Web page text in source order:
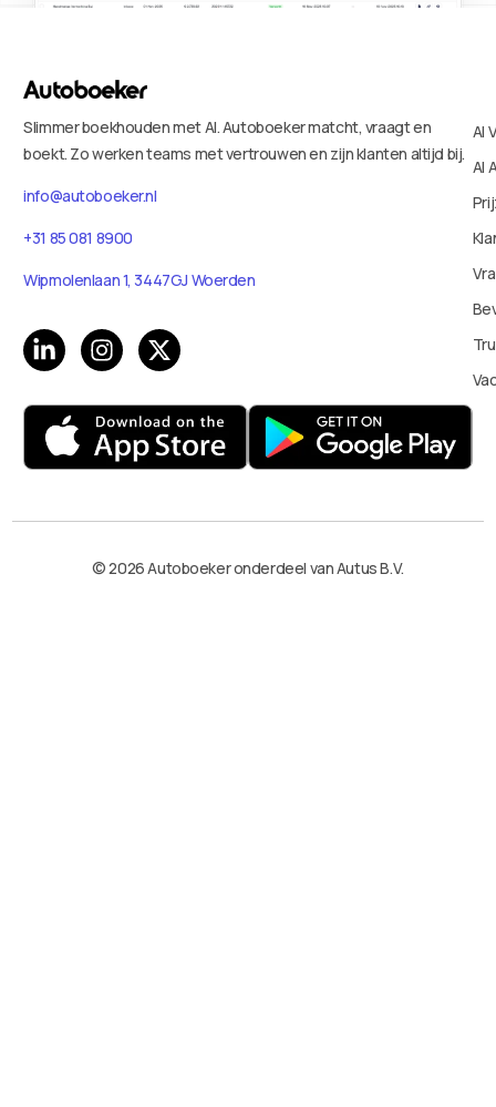
Slimmer boekhouden met AI. Autoboeker matcht, vraagt en
boekt. Zo werken teams met vertrouwen en zijn klanten altijd bij.
info@autoboeker.nl
+31 85 081 8900
Wipmolenlaan 1, 3447GJ Woerden
AI
AI
© 2026 Autoboeker onderdeel van Autus B.V.